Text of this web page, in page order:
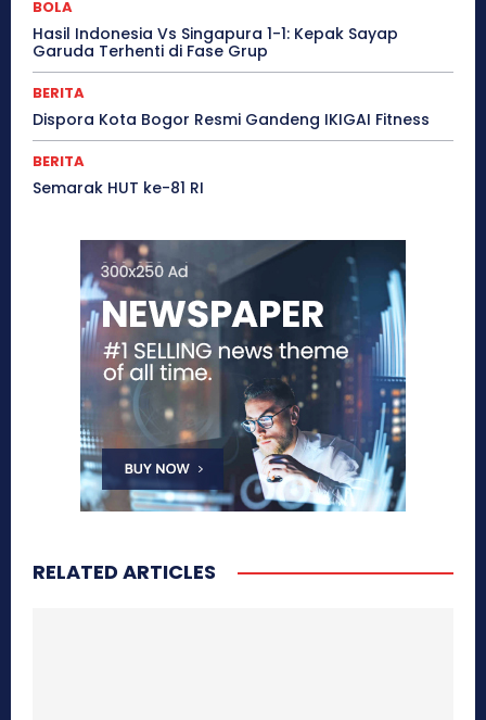
BOLA
Hasil Indonesia Vs Singapura 1-1: Kepak Sayap
Garuda Terhenti di Fase Grup
BERITA
Dispora Kota Bogor Resmi Gandeng IKIGAI Fitness
BERITA
Semarak HUT ke-81 RI
RELATED ARTICLES